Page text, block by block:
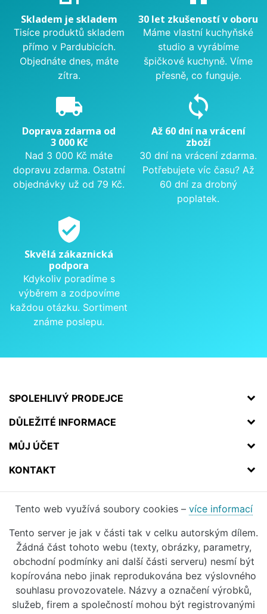
Skladem je skladem
Tisíce produktů skladem
přímo v Pardubicích.
Objednáte dnes, máte
zítra.
30 let zkušeností v oboru
Máme vlastní kuchyňské
studio a vyrábíme
špičkové kuchyně. Víme
přesně, co funguje.
local_shipping
Doprava zdarma od
3 000 Kč
Nad 3 000 Kč máte
dopravu zdarma. Ostatní
objednávky už od 79 Kč.
sync
Až 60 dní na vrácení
zboží
30 dní na vrácení zdarma.
Potřebujete víc času? Až
60 dní za drobný
poplatek.
verified_user
Skvělá zákaznická
podpora
Kdykoliv poradíme s
výběrem a zodpovíme
každou otázku. Sortiment
známe poslepu.
SPOLEHLIVÝ PRODEJCE
DŮLEŽITÉ INFORMACE
MŮJ ÚČET
KONTAKT
Tento web využívá soubory cookies – více informací
Tento server je jak v části tak v celku autorským dílem.
Žádná část tohoto webu (texty, obrázky, parametry,
obchodní podmínky ani další části serveru) nesmí být
kopírována nebo jinak reprodukována bez výslovného
souhlasu provozovatele. Názvy a označení výrobků,
služeb, firem a společností mohou být registrovanými